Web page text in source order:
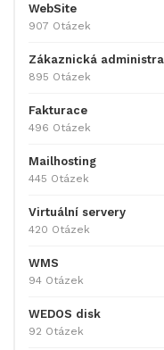
WebSite
907 Otázek
Zákaznická
895 Otázek
Fakturace
496 Otázek
Mailhosting
445 Otázek
Virtuální servery
420 Otázek
WMS
94 Otázek
WEDOS disk
92 Otázek